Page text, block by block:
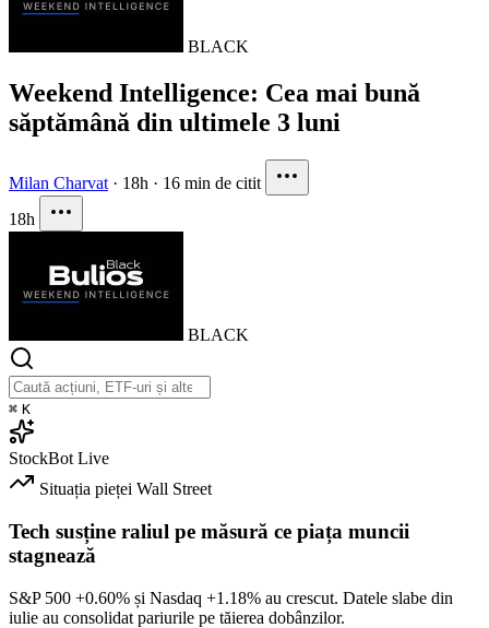
BLACK
Weekend Intelligence: Cea mai bună
săptămână din ultimele 3 luni
Milan Charvat · 18h · 16 min de citit
18h
BLACK
⌘ K
StockBot Live
Situația pieței Wall Street
Tech susține raliul pe măsură ce piața muncii
stagnează
S&P 500 +0.60% și Nasdaq +1.18% au crescut. Datele slabe din
iulie au consolidat pariurile pe tăierea dobânzilor.